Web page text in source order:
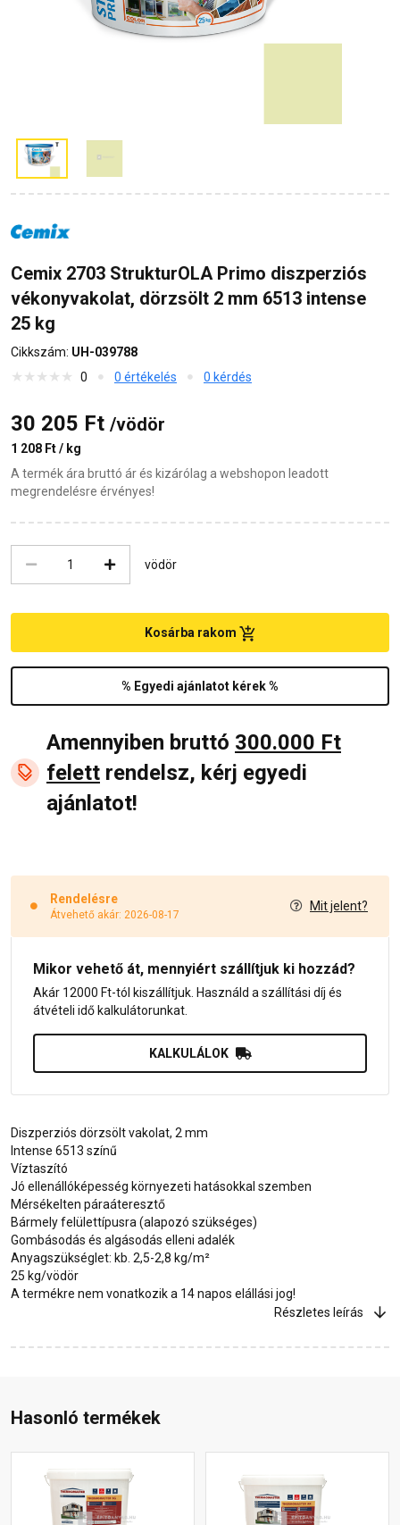
Cemix 2703 StrukturOLA Primo diszperziós
vékonyvakolat, dörzsölt 2 mm 6513 intense
25 kg
Cikkszám: UH-039788
0
0 értékelés 0 kérdés
30 205 Ft /vödör
1 208 Ft / kg
A termék ára bruttó ár és kizárólag a webshopon leadott
megrendelésre érvényes!
vödör
% Egyedi ajánlatot kérek %
Kosárba rakom
Amennyiben bruttó 300.000 Ft
felett rendelsz, kérj egyedi
ajánlatot!
Rendelésre
Átvehető akár: 2026-08-17
Mit jelent?
Mikor vehető át, mennyiért szállítjuk ki hozzád?
Akár 12000 Ft-tól kiszállítjuk. Használd a szállítási díj és
átvételi idő kalkulátorunkat.
KALKULÁLOK
Diszperziós dörzsölt vakolat, 2 mm
Intense 6513 színű
Víztaszító
Jó ellenállóképesség környezeti hatásokkal szemben
Mérsékelten páraáteresztő
Bármely felülettípusra (alapozó szükséges)
Gombásodás és algásodás elleni adalék
Anyagszükséglet: kb. 2,5-2,8 kg/m²
25 kg/vödör
A termékre nem vonatkozik a 14 napos elállási jog!
Részletes leírás
Hasonló termékek